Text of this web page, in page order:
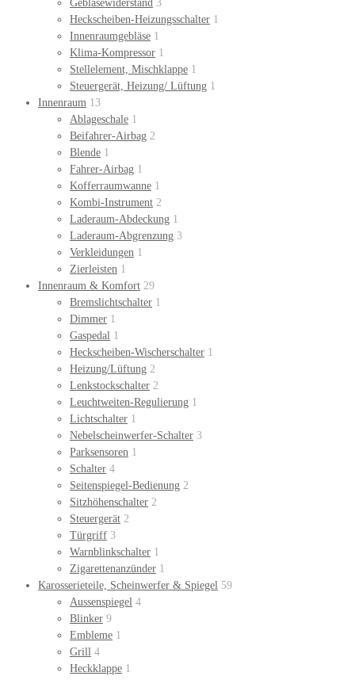
Gebläsewiderstand 3
Heckscheiben-Heizungsschalter 1
Innenraumgebläse 1
Klima-Kompressor 1
Stellelement, Mischklappe 1
Steuergerät, Heizung/ Lüftung 1
Innenraum 13
Ablageschale 1
Beifahrer-Airbag 2
Blende 1
Fahrer-Airbag 1
Kofferraumwanne 1
Kombi-Instrument 2
Laderaum-Abdeckung 1
Laderaum-Abgrenzung 3
Verkleidungen 1
Zierleisten 1
Innenraum & Komfort 29
Bremslichtschalter 1
Dimmer 1
Gaspedal 1
Heckscheiben-Wischerschalter 1
Heizung/Lüftung 2
Lenkstockschalter 2
Leuchtweiten-Regulierung 1
Lichtschalter 1
Nebelscheinwerfer-Schalter 3
Parksensoren 1
Schalter 4
Seitenspiegel-Bedienung 2
Sitzhöhenschalter 2
Steuergerät 2
Türgriff 3
Warnblinkschalter 1
Zigarettenanzünder 1
Karosserieteile, Scheinwerfer & Spiegel 59
Aussenspiegel 4
Blinker 9
Embleme 1
Grill 4
Heckklappe 1